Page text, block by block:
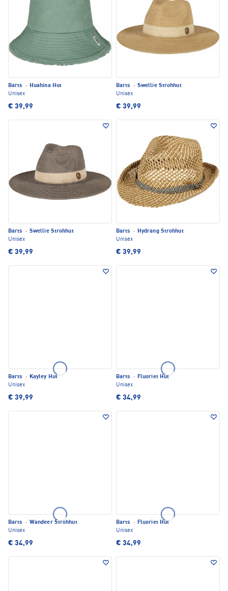
Barts · Huahina Hut
Unisex
€ 39,99
Barts · Swellie Strohhut
Unisex
€ 39,99
Barts · Swellie Strohhut
Unisex
€ 39,99
Barts · Hydrang Strohhut
Unisex
€ 39,99
Barts · Kayley Hut
Unisex
€ 39,99
Barts · Fluoriet Hut
Unisex
€ 34,99
Barts · Wandeer Strohhut
Unisex
€ 34,99
Barts · Fluoriet Hut
Unisex
€ 34,99